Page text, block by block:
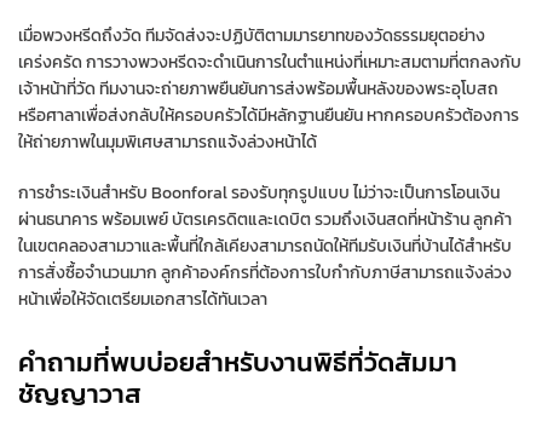
เมื่อพวงหรีดถึงวัด ทีมจัดส่งจะปฏิบัติตามมารยาทของวัดธรรมยุตอย่าง
เคร่งครัด การวางพวงหรีดจะดำเนินการในตำแหน่งที่เหมาะสมตามที่ตกลงกับ
เจ้าหน้าที่วัด ทีมงานจะถ่ายภาพยืนยันการส่งพร้อมพื้นหลังของพระอุโบสถ
หรือศาลาเพื่อส่งกลับให้ครอบครัวได้มีหลักฐานยืนยัน หากครอบครัวต้องการ
ให้ถ่ายภาพในมุมพิเศษสามารถแจ้งล่วงหน้าได้
การชำระเงินสำหรับ Boonforal รองรับทุกรูปแบบ ไม่ว่าจะเป็นการโอนเงิน
ผ่านธนาคาร พร้อมเพย์ บัตรเครดิตและเดบิต รวมถึงเงินสดที่หน้าร้าน ลูกค้า
ในเขตคลองสามวาและพื้นที่ใกล้เคียงสามารถนัดให้ทีมรับเงินที่บ้านได้สำหรับ
การสั่งซื้อจำนวนมาก ลูกค้าองค์กรที่ต้องการใบกำกับภาษีสามารถแจ้งล่วง
หน้าเพื่อให้จัดเตรียมเอกสารได้ทันเวลา
คำถามที่พบบ่อยสำหรับงานพิธีที่วัดสัมมา
ชัญญาวาส